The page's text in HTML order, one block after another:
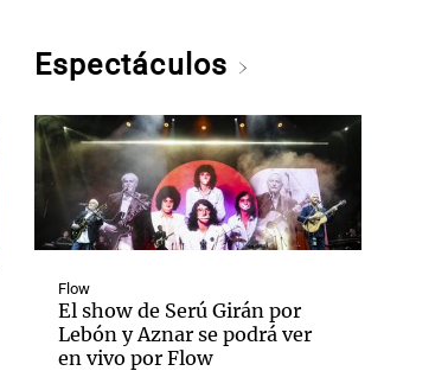
Espectáculos
Flow
El show de Serú Girán por
Lebón y Aznar se podrá ver
en vivo por Flow